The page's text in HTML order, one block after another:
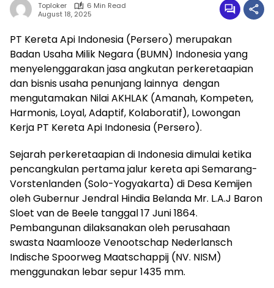
Toploker
6 Min Read
August 18, 2025
PT Kereta Api Indonesia (Persero) merupakan
Badan Usaha Milik Negara (BUMN) Indonesia yang
menyelenggarakan jasa angkutan perkeretaapian
dan bisnis usaha penunjang lainnya dengan
mengutamakan Nilai AKHLAK (Amanah, Kompeten,
Harmonis, Loyal, Adaptif, Kolaboratif), Lowongan
Kerja PT Kereta Api Indonesia (Persero).
Sejarah perkeretaapian di Indonesia dimulai ketika
pencangkulan pertama jalur kereta api Semarang-
Vorstenlanden (Solo-Yogyakarta) di Desa Kemijen
oleh Gubernur Jendral Hindia Belanda Mr. L.A.J Baron
Sloet van de Beele tanggal 17 Juni 1864.
Pembangunan dilaksanakan oleh perusahaan
swasta Naamlooze Venootschap Nederlansch
Indische Spoorweg Maatschappij (NV. NISM)
menggunakan lebar sepur 1435 mm.